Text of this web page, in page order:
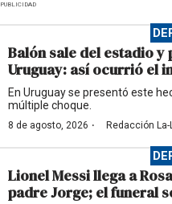
PUBLICIDAD
Balón sale del estadio
Uruguay: así ocurrió el
En Uruguay se presentó este
múltiple choque.
8 de agosto, 2026 · Redacción
Lionel Messi llega a
padre Jorge; el funeral